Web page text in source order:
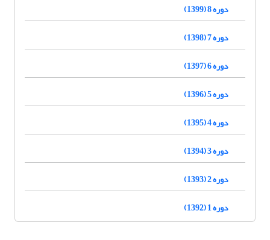
دوره 8 (1399)
دوره 7 (1398)
دوره 6 (1397)
دوره 5 (1396)
دوره 4 (1395)
دوره 3 (1394)
دوره 2 (1393)
دوره 1 (1392)